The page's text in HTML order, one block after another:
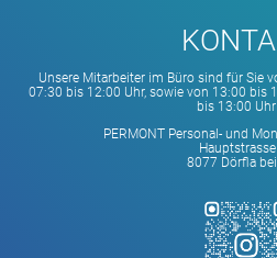
Unsere Mitarbeiter im Büro sind für Sie
07:30 bis 12:00 Uhr, sowie von 13:00 bis
bis 13:00 Uhr
PERMONT Personal- und
8077 Dörfla